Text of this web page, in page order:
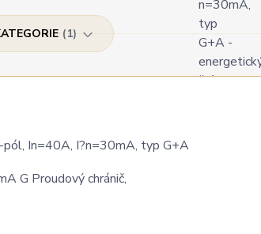
1
In=40A, I?n=30mA, typ G+A